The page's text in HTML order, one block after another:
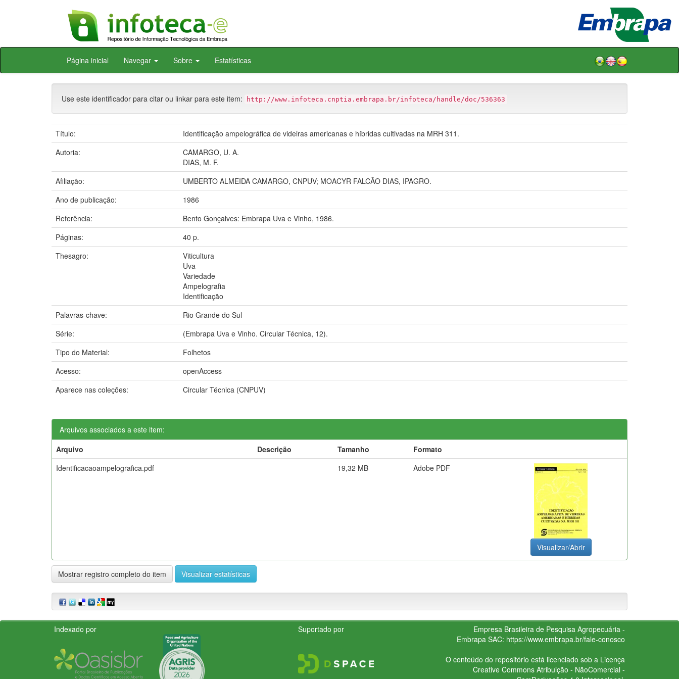
Skip
Página inicial Navegar Sobre Estatísticas
Use este identificador para citar ou linkar para este item: http://www.infoteca.cnptia.embrapa.br/infoteca/handle/doc/536363
Título:
Identificação ampelográfica de videiras americanas e híbridas cultivadas na MRH 311.
Autoria:
CAMARGO, U. A.
DIAS, M. F.
Afiliação:
UMBERTO ALMEIDA CAMARGO, CNPUV; MOACYR FALCÃO DIAS, IPAGRO.
Ano de publicação:
1986
Referência:
Bento Gonçalves: Embrapa Uva e Vinho, 1986.
Páginas:
40 p.
Thesagro:
Viticultura
Uva
Variedade
Ampelografia
Identificação
Palavras-chave:
Rio Grande do Sul
Série:
(Embrapa Uva e Vinho. Circular Técnica, 12).
Tipo do Material:
Folhetos
Acesso:
openAccess
Aparece nas coleções:
Circular Técnica (CNPUV)
Arquivos associados a este item:
Arquivo
Descrição Tamanho
Formato
Identificacaoampelografica.pdf
19,32 MB Adobe PDF
Visualizar/Abrir
Mostrar registro completo do item Visualizar estatísticas
Indexado por Suportado por
Empresa Brasileira de Pesquisa Agropecuária -
Embrapa SAC: https://www.embrapa.br/fale-conosco
O conteúdo do repositório está licenciado sob a Licença
Creative CommonsAtribuição - NãoComercial -